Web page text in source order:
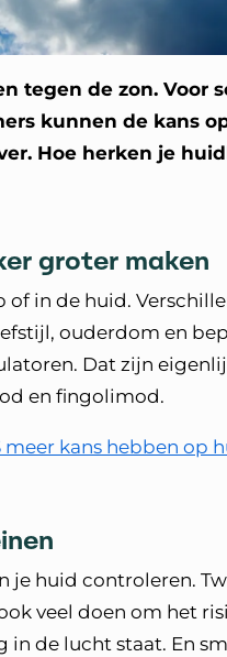
tegen de zon. Voor
kunnen de kans
Hoe herken je
groter maken
in de huid.
ouderdom en
Dat zijn
en fingolimod.
meer kans hebben op
huid controleren.
veel doen om het
in de lucht staat. En